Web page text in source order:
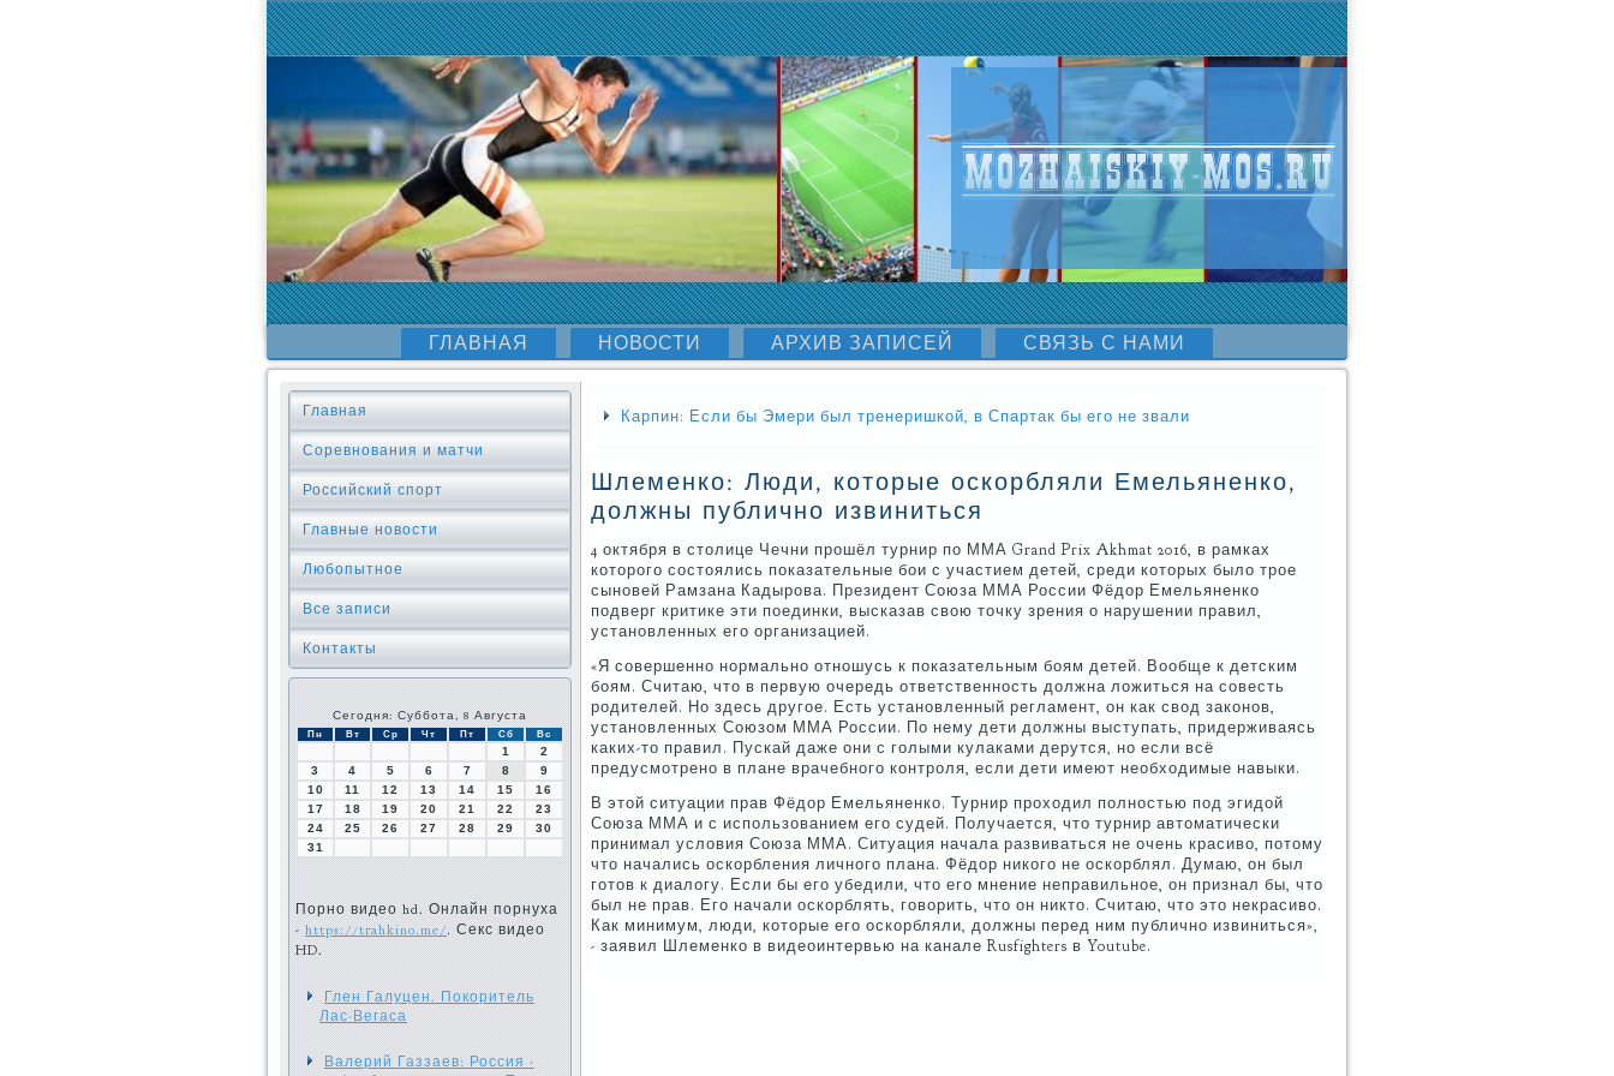
ГЛАВНАЯ НОВОСТИ АРХИВ ЗАПИСЕЙ СВЯЗЬ С НАМИ
Главная
Соревнования и матчи
Российский спорт
Главные новости
Любопытное
Все записи
Контакты
Сегодня: Суббота, 8 Августа
Пн Вт Ср Чт Пт Сб Вс
1
2
3
4 5 6 7 8
9
10
11 12 13 14 15
16
17
18 19 20 21 22
23
24
25 26 27 28 29
30
31
Порно видео hd. Онлайн порнуха
- https://trahkino.me/. Секс видео
HD.
Глен Галуцен. Покоритель
Лас-Вегаса
Валерий Газзаев: Россия -
Карпин: Если бы Эмери был тренеришкой, в Спартак бы его не звали
Шлеменко: Люди, которые оскорбляли Емельяненко,
должны публично извиниться
4 октября в столице Чечни прошёл турнир по ММА Grand Prix Akhmat 2016, в рамках
которого состоялись показательные бои с участием детей, среди которых было трое
сыновей Рамзана Кадырова. Президент Союза ММА России Фёдор Емельяненко
подверг критике эти поединки, высказав свою точку зрения о нарушении правил,
установленных его организацией.
«Я совершенно нормально отношусь к показательным боям детей. Вообще к детским
боям. Считаю, что в первую очередь ответственность должна ложиться на совесть
родителей. Но здесь другое. Есть установленный регламент, он как свод законов,
установленных Союзом ММА России. По нему дети должны выступать, придерживаясь
каких-то правил. Пускай даже они с голыми кулаками дерутся, но если всё
предусмотрено в плане врачебного контроля, если дети имеют необходимые навыки.
В этой ситуации прав Фёдор Емельяненко. Турнир проходил полностью под эгидой
Союза ММА и с использованием его судей. Получается, что турнир автоматически
принимал условия Союза ММА. Ситуация начала развиваться не очень красиво, потому
что начались оскорбления личного плана. Фёдор никого не оскорблял. Думаю, он был
готов к диалогу. Если бы его убедили, что его мнение неправильное, он признал бы, что
был не прав. Его начали оскорблять, говорить, что он никто. Считаю, что это некрасиво.
Как минимум, люди, которые его оскорбляли, должны перед ним публично извиниться»,
- заявил Шлеменко в видеоинтервью на канале Rusfighters в Youtube.